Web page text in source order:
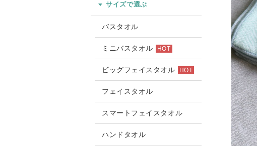
サイズで選ぶ
バスタオル
ミニバスタオル HOT
ビッグフェイスタオル HOT
フェイスタオル
スマートフェイスタオル
ハンドタオル